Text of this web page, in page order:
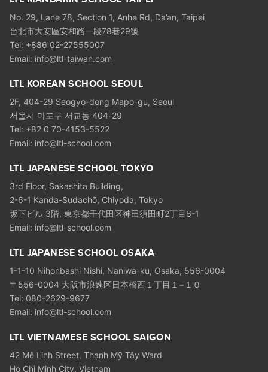
No. 29, Lane 78, Section 1, Anhe Rd, Da’an, Taipei
台北市大安區安和路一段78巷29號
Tel: +886 02-27555007
Email: info@ltl-taiwan.com
LTL KOREAN SCHOOL SEOUL
2F, 404-29 Seogyo-dong Mapo-gu, Seoul
서울시 마포구 서교동 404-29
Tel: +82 0 70-4153-5522
Email: info@ltl-school.com
LTL JAPANESE SCHOOL TOKYO
3rd Floor, Sakashita Building,
2-6-1 Kanda-Sudachō, Chiyoda, Tokyo
坂下ビル 3階, 東京都千代田区神田須田町2丁目6-1
Email: info@ltl-school.com
LTL JAPANESE SCHOOL OSAKA
1-1-10 Nihonbashi Nishi, Naniwa-ku, Osaka, 556-0004
〒556-0004 大阪市浪速区日本橋西１丁目１−１０
Tel: 080-2629-9677
Email: info@ltl-school.com
LTL VIETNAMESE SCHOOL SAIGON
42 Mê Linh Street, Thạnh Mỹ Tây Ward
Ho Chi Minh City, Vietnam